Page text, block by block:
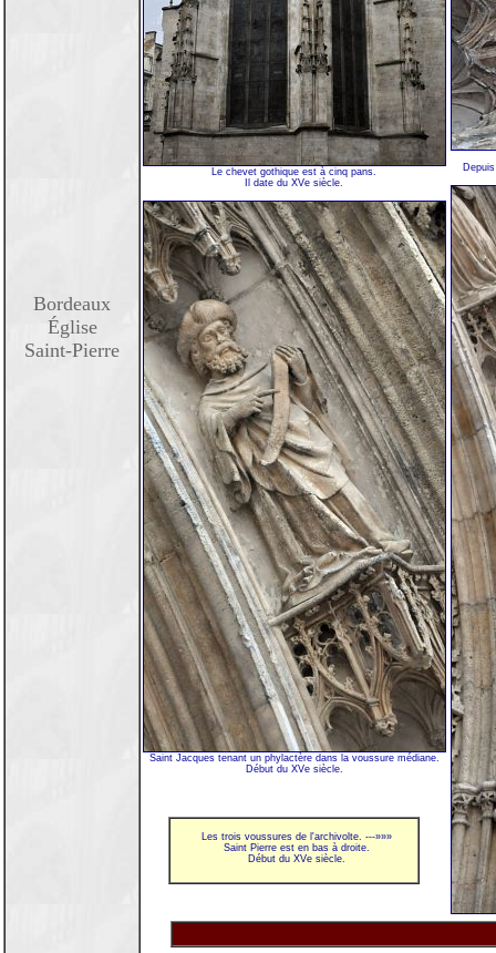
Bordeaux
Église
Saint-Pierre
Le chevet gothique est à cinq pans.
Il date du XVe siècle.
Saint Jacques tenant un phylactère dans la voussure médiane.
Début du XVe siècle.
Les trois voussures de l'archivolte. ---»»»
Saint Pierre est en bas à droite.
Début du XVe siècle.